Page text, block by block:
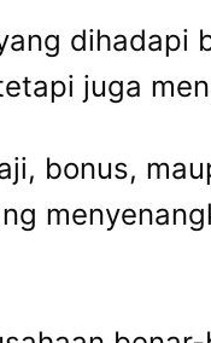
dihadapi
juga
bonus,